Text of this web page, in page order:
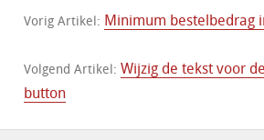
Vorig Artikel: Minimum bestelbedrag
Volgend Artikel: Wijzig de tekst voor
button